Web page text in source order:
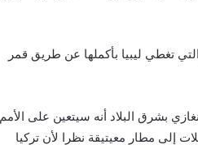
تغطي ليبيا بأكملها عن طريق قمر
بشرق البلاد أنه سيتعين على الأمم
إلى مطار معيتيقة نظرا لأن تركيا